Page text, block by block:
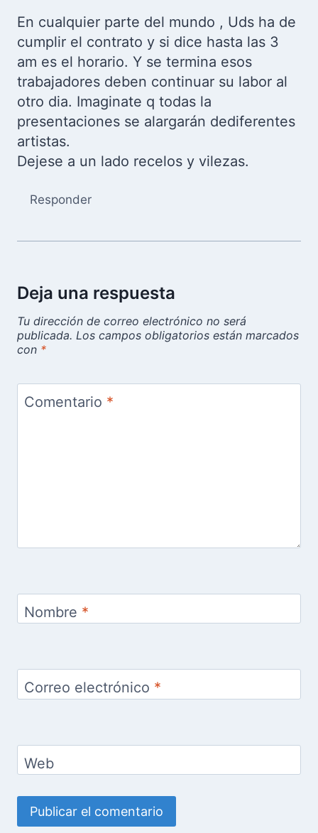
En cualquier parte del mundo , Uds ha de
cumplir el contrato y si dice hasta las 3
am es el horario. Y se termina esos
trabajadores deben continuar su labor al
otro dia. Imaginate q todas la
presentaciones se alargarán dediferentes
artistas.
Dejese a un lado recelos y vilezas.
Responder
Deja una respuesta
Tu dirección de correo electrónico no será
publicada. Los campos obligatorios están marcados
con *
Comentario *
Nombre *
Correo electrónico *
Web